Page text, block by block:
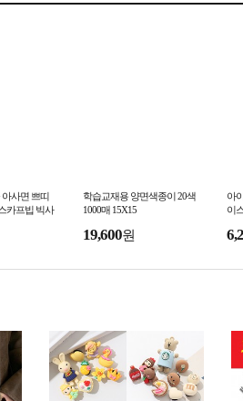
아사면 쁘띠
카프빕 빅사
학습교재용 양면색종이 20색
1000매 15X15
19,600원
아
이